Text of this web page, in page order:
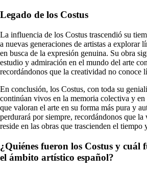
Legado de los Costus
La influencia de los Costus trascendió su
a nuevas generaciones de artistas a explorar
en busca de la expresión genuina. Su obra
estudio y admiración en el mundo del arte
recordándonos que la creatividad no conoce
En conclusión, los Costus, con toda su
continúan vivos en la memoria colectiva y en
que valoran el arte en su forma más pura y
perdurará por siempre, recordándonos que la
reside en las obras que trascienden el tiempo
¿Quiénes fueron los Costus y cuál
el ámbito artístico español?